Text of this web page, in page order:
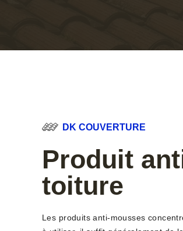
DK COUVERTURE
Produit
toiture
Les produits anti-mousses